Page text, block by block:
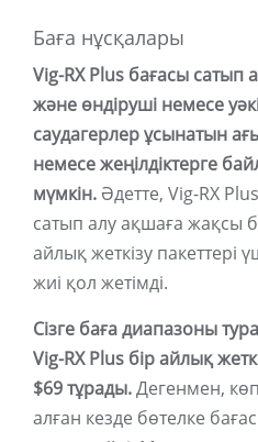
Баға нұсқалары
Vig-RX Plus бағасы
және өндіруші немесе
саудагерлер ұсынатын
немесе жеңілдіктерге
мүмкін. Әдетте, Vig-RX
сатып алу ақшаға жақсы
айлық жеткізу пакеттері
жиі қол жетімді.
Сізге баға диапазоны
Vig-RX Plus бір айлық
$69 тұрады.Дегенмен,
алған кезде бөтелке